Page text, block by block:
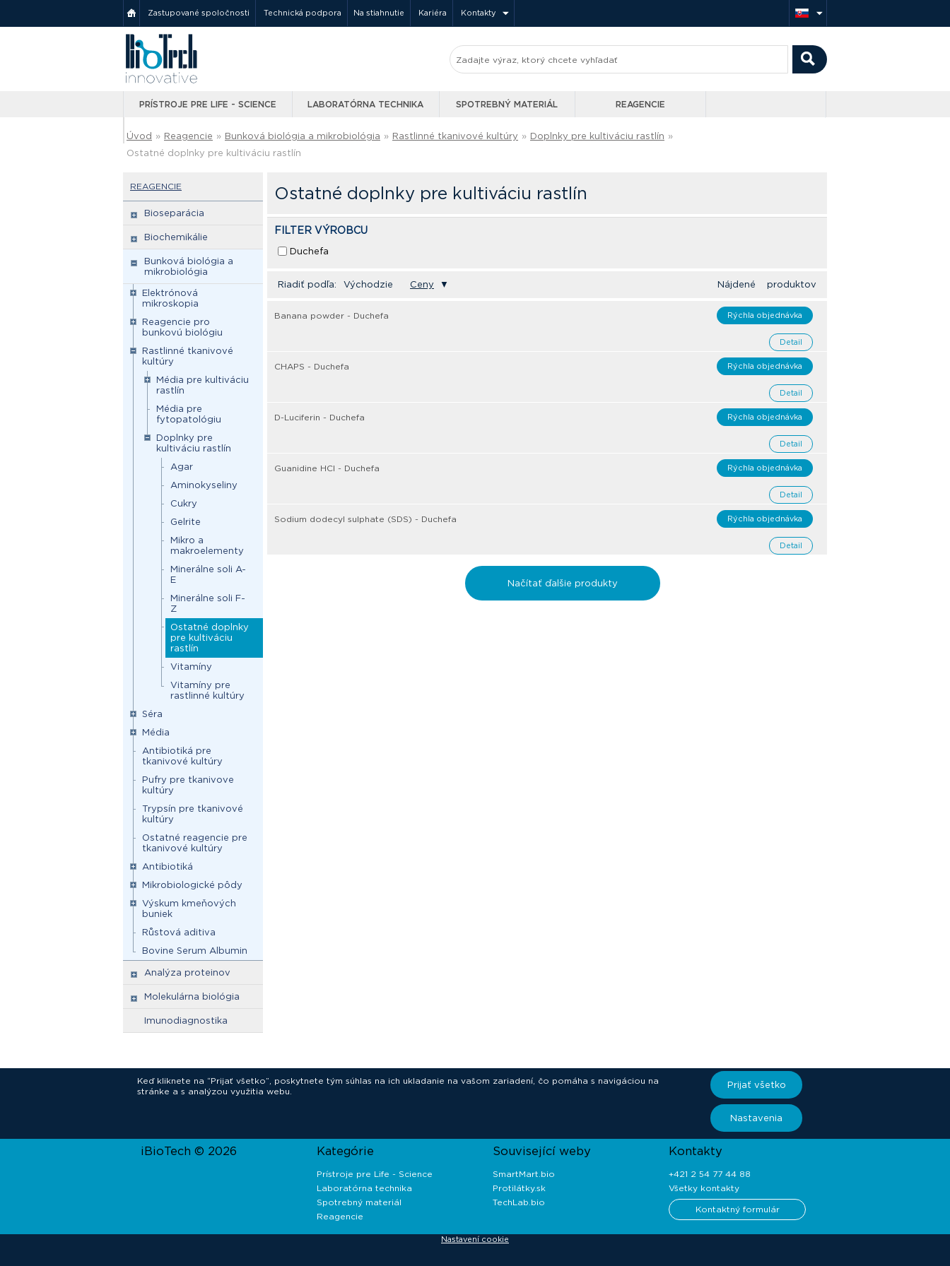
Zastupované spoločnosti Technická podpora Na stiahnutie Kariéra Kontakty
PRÍSTROJE PRE LIFE - SCIENCE LABORATÓRNA TECHNIKA SPOTREBNÝ MATERIÁL REAGENCIE
Úvod » Reagencie » Bunková biológia a mikrobiológia » Rastlinné tkanivové kultúry » Doplnky pre kultiváciu rastlín »
Ostatné doplnky pre kultiváciu rastlín
REAGENCIE
Bioseparácia
Biochemikálie
Bunková biológia a
mikrobiológia
Elektrónová
mikroskopia
Reagencie pro
bunkovú biológiu
Rastlinné tkanivové
kultúry
Média pre kultiváciu
rastlín
Média pre
fytopatológiu
Doplnky pre
kultiváciu rastlín
Agar
Aminokyseliny
Cukry
Gelrite
Mikro a
makroelementy
Minerálne soli A-
E
Minerálne soli F-
Z
Ostatné doplnky
pre kultiváciu
rastlín
Vitamíny
Vitamíny pre
rastlinné kultúry
Séra
Média
Antibiotiká pre
tkanivové kultúry
Pufry pre tkanivove
kultúry
Trypsín pre tkanivové
kultúry
Ostatné reagencie pre
tkanivové kultúry
Antibiotiká
Mikrobiologické pôdy
Výskum kmeňových
buniek
Růstová aditiva
Bovine Serum Albumin
Analýza proteinov
Molekulárna biológia
Imunodiagnostika
Ostatné doplnky pre kultiváciu rastlín
FILTER VÝROBCU
Duchefa
Riadiť podľa: Východzie Ceny ▼ Nájdené produktov
Banana powder - Duchefa Rýchla objednávka
Detail
CHAPS - Duchefa Rýchla objednávka
Detail
D-Luciferin - Duchefa Rýchla objednávka
Detail
Guanidine HCl - Duchefa Rýchla objednávka
Detail
Sodium dodecyl sulphate (SDS) - Duchefa Rýchla objednávka
Detail
Načítať ďalšie produkty
Keď kliknete na “Prijať všetko”, poskytnete tým súhlas na ich ukladanie na vašom zariadení, čo pomáha s navigáciou na
stránke a s analýzou využitia webu.
Prijať všetko
Nastavenia
iBioTech © 2026 Kategórie
Prístroje pre Life - Science
Laboratórna technika
Spotrebný materiál
Reagencie
Související weby
SmartMart.bio
Protilátky.sk
TechLab.bio
Kontakty
+421 2 54 77 44 88
Všetky kontakty
Kontaktný formulár
Nastavení cookie